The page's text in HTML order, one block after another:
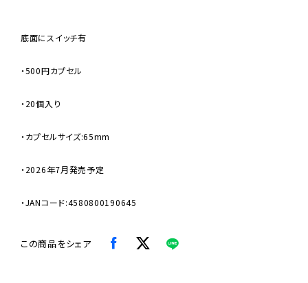
底面にスイッチ有
・500円カプセル
・20個入り
・カプセルサイズ:65mm
・2026年7月発売予定
・JANコード:4580800190645
この商品をシェア